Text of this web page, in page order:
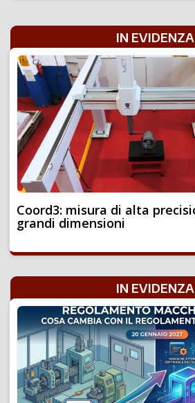
IN EVIDENZA
Coord3: misura di alta
grandi dimensioni
IN EVIDENZA